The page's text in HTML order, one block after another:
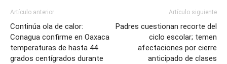
Artículo anterior
Continúa ola de calor:
Conagua confirme en Oaxaca
temperaturas de hasta 44
grados centígrados durante
Artículo siguiente
Padres cuestionan recorte del
ciclo escolar; temen
afectaciones por cierre
anticipado de clases